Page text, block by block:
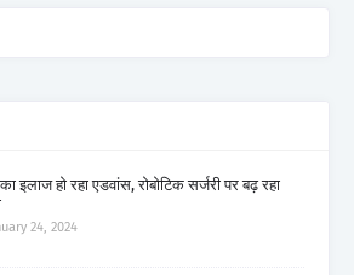
इलाज हो रहा एडवांस, रोबोटिक सर्जरी पर बढ़ रहा
24, 2024